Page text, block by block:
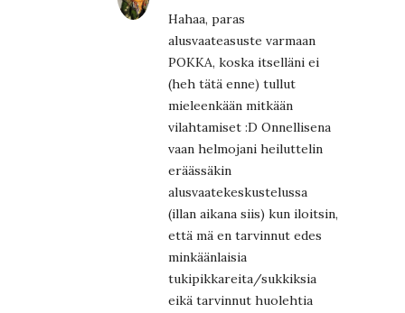
Hahaa, paras
alusvaateasuste varmaan
POKKA, koska itselläni ei
(heh tätä enne) tullut
mieleenkään mitkään
vilahtamiset :D Onnellisena
vaan helmojani heiluttelin
eräässäkin
alusvaatekeskustelussa
(illan aikana siis) kun iloitsin,
että mä en tarvinnut edes
minkäänlaisia
tukipikkareita/sukkiksia
eikä tarvinnut huolehtia